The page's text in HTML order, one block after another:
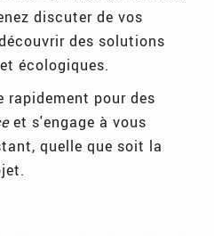
discuter de vos
des solutions
écologiques.
rapidement pour des
et s'engage à vous
quelle que soit la